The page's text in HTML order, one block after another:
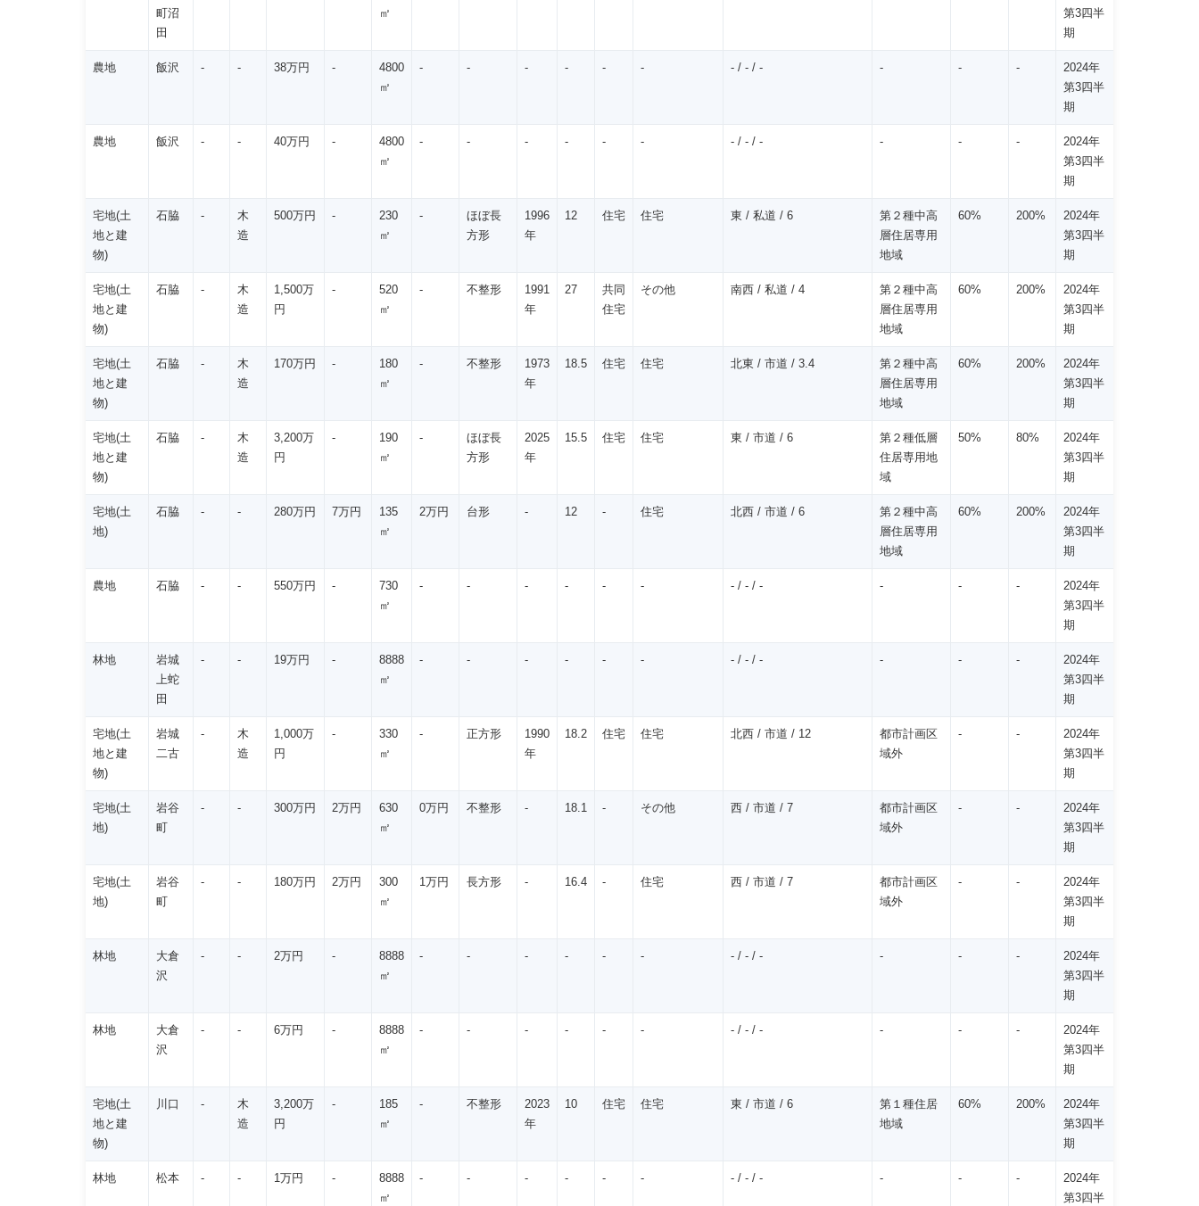
町沼
田
㎡
第3四半
期
農地 飯沢 - - 38万円 -
4800
㎡
- - - - - - - / - / - - - -
2024年
第3四半
期
農地 飯沢 - - 40万円 -
4800
㎡
- - - - - - - / - / - - - -
2024年
第3四半
期
宅地(土
地と建
物)
石脇 -
木
造
500万円 -
230
㎡
-
ほぼ長
方形
1996
年
12 住宅 住宅 東 / 私道 / 6
第２種中高
層住居専用
地域
60% 200%
2024年
第3四半
期
宅地(土
地と建
物)
石脇 -
木
造
1,500万
円
-
520
㎡
- 不整形
1991
年
27
共同
住宅
その他 南西 / 私道 / 4
第２種中高
層住居専用
地域
60% 200%
2024年
第3四半
期
宅地(土
地と建
物)
石脇 -
木
造
170万円 -
180
㎡
- 不整形
1973
年
18.5 住宅 住宅 北東 / 市道 / 3.4
第２種中高
層住居専用
地域
60% 200%
2024年
第3四半
期
宅地(土
地と建
物)
石脇 -
木
造
3,200万
円
-
190
㎡
-
ほぼ長
方形
2025
年
15.5 住宅 住宅 東 / 市道 / 6
第２種低層
住居専用地
域
50% 80%
2024年
第3四半
期
宅地(土
地)
石脇 - - 280万円 7万円
135
㎡
2万円 台形 - 12 - 住宅 北西 / 市道 / 6
第２種中高
層住居専用
地域
60% 200%
2024年
第3四半
期
農地 石脇 - - 550万円 -
730
㎡
- - - - - - - / - / - - - -
2024年
第3四半
期
林地
岩城
上蛇
田
- - 19万円 -
8888
㎡
- - - - - - - / - / - - - -
2024年
第3四半
期
宅地(土
地と建
物)
岩城
二古
-
木
造
1,000万
円
-
330
㎡
- 正方形
1990
年
18.2 住宅 住宅 北西 / 市道 / 12
都市計画区
域外
- -
2024年
第3四半
期
宅地(土
地)
岩谷
町
- - 300万円 2万円
630
㎡
0万円 不整形 - 18.1 - その他 西 / 市道 / 7
都市計画区
域外
- -
2024年
第3四半
期
宅地(土
地)
岩谷
町
- - 180万円 2万円
300
㎡
1万円 長方形 - 16.4 - 住宅 西 / 市道 / 7
都市計画区
域外
- -
2024年
第3四半
期
林地
大倉
沢
- - 2万円 -
8888
㎡
- - - - - - - / - / - - - -
2024年
第3四半
期
林地
大倉
沢
- - 6万円 -
8888
㎡
- - - - - - - / - / - - - -
2024年
第3四半
期
宅地(土
地と建
物)
川口 -
木
造
3,200万
円
-
185
㎡
- 不整形
2023
年
10 住宅 住宅 東 / 市道 / 6
第１種住居
地域
60% 200%
2024年
第3四半
期
林地 松本 - - 1万円 -
8888
㎡
- - - - - - - / - / - - - -
2024年
第3四半